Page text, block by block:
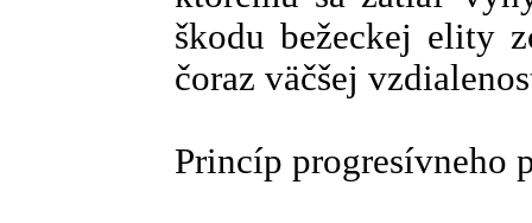
škodu bežeckej elity
čoraz väčšej
Princíp progresívneho